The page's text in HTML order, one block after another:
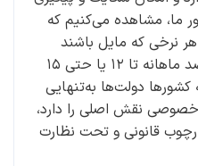
ما، مشاهده می‌کنیم که
هر نرخی که مایل باشند
تسهیلات می‌دهند؛ از پنج درصد ماهانه تا ۱۲ یا حتی ۱۵
دولت‌ها به‌تنهایی
نقش اصلی را دارد،
قانونی و تحت نظارت